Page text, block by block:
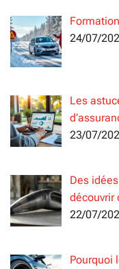
24/07/
Les
23/07/
Des
découvrir
22/07/
Pourquoi